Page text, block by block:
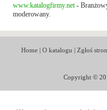
www.katalogfirmy.net -
moderowany.
Home| O katalogu | Zgłoś
Copyright ©